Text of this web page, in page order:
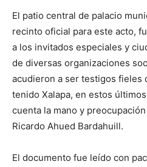
El patio central de palacio
recinto oficial para este acto,
a los invitados especiales y
de diversas organizaciones
acudieron a ser testigos fieles
tenido Xalapa, en estos
cuenta la mano y
Ricardo Ahued Bardahuill.
El documento fue leído con